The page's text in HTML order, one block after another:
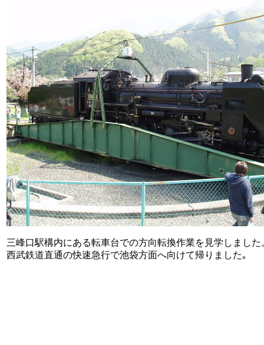
三峰口駅構内にある転車台での方向転換作業を見学しまし
西武鉄道直通の快速急行で池袋方面へ向けて帰りました｡